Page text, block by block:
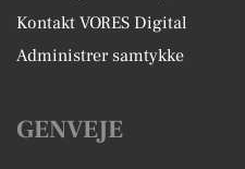
Kontakt VORES Digital
Administrer samtykke
GENVEJE